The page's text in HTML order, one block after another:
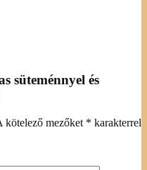
süteménnyel és
kötelező mezőket * karakterrel